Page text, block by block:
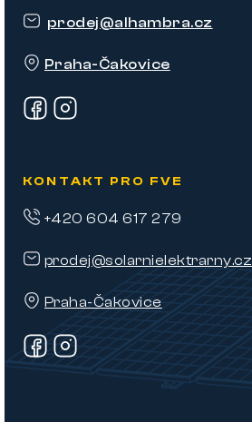
prodej@alhambra.cz
Praha-Čakovice
KONTAKT PRO FVE
prodej@solarnielektrarny.cz
Praha-Čakovice
+420 604 617 279